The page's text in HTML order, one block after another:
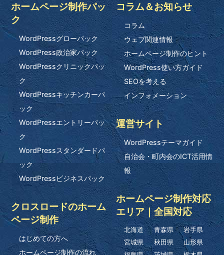
ホームページ制作パッ
ク
WordPressグローパック
WordPress政治家パック
WordPressクリニックパッ
ク
WordPressキッチンカーパ
ック
WordPressエントリーパッ
ク
WordPressスタンダードパ
ック
WordPressビジネスパック
クロスロードのホーム
ページ制作
はじめての方へ
ホームページ制作の流れ
コラム＆お知らせ
コラム
ウェブ関連情報
ホームページ制作のヒント
WordPress使い方ガイド
SEOを考える
インフォメーション
運営サイト
WordPressテーマガイド
自治会・町内会のICT活用情
報
ホームページ制作対応
エリア｜全国対応
北海道 青森県
岩手県
宮城県
秋田県
山形県